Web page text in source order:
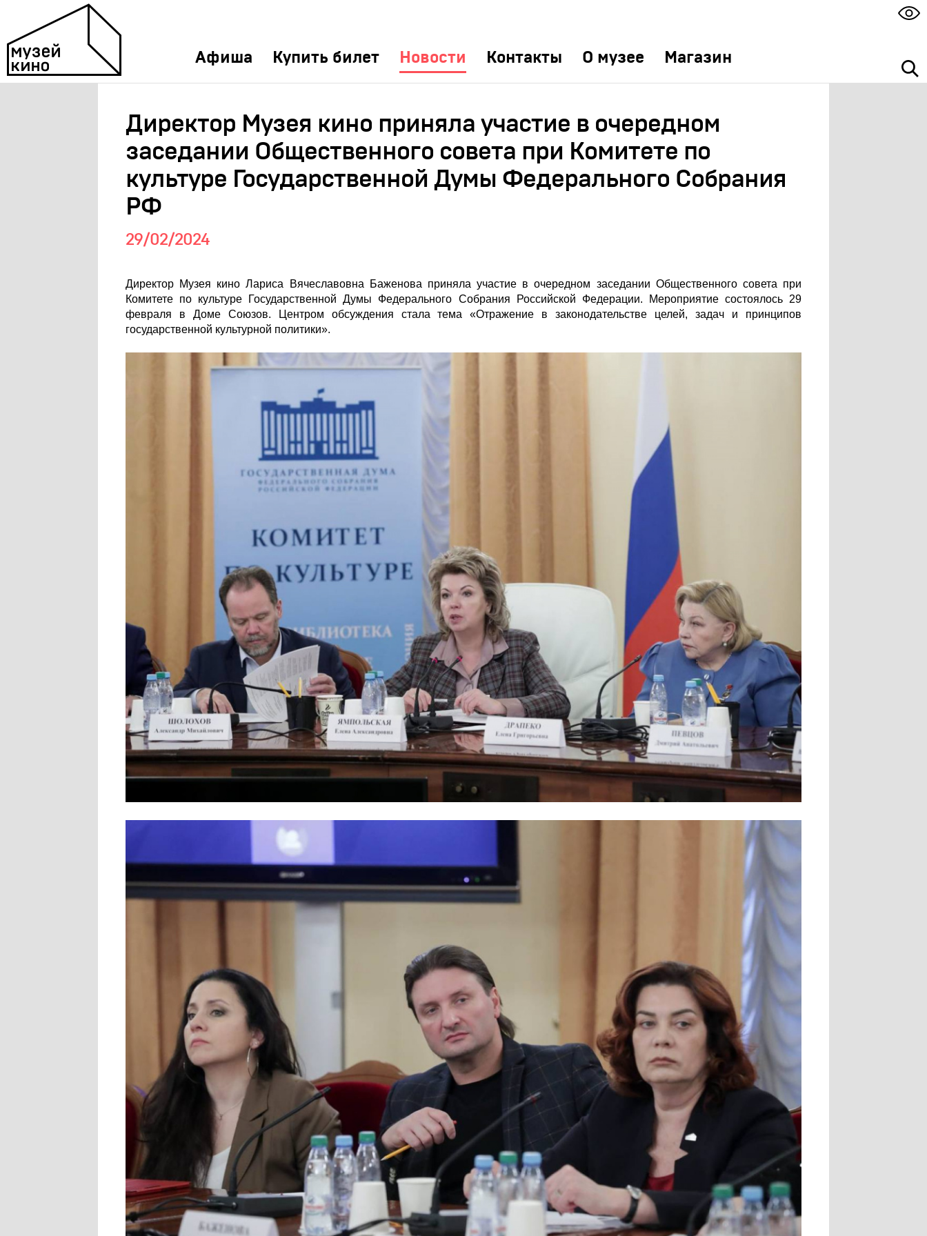
Афиша Купить билет Новости Контакты О музее Магазин
Директор Музея кино приняла участие в очередном
заседании Общественного совета при Комитете по
культуре Государственной Думы Федерального Собрания
РФ
29/02/2024
Директор Музея кино Лариса Вячеславовна Баженова приняла участие в очередном заседании Общественного совета при
Комитете по культуре Государственной Думы Федерального Собрания Российской Федерации. Мероприятие состоялось 29
февраля в Доме Союзов. Центром обсуждения стала тема «Отражение в законодательстве целей, задач и принципов
государственной культурной политики».